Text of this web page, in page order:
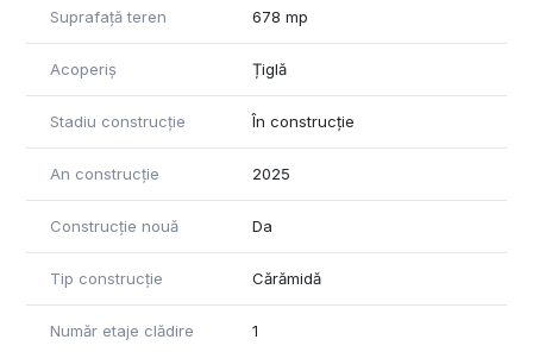
Suprafață teren 678 mp
Acoperiș Țiglă
Stadiu construcție În construcție
An construcție 2025
Construcție nouă Da
Tip construcție Cărămidă
Număr etaje clădire 1